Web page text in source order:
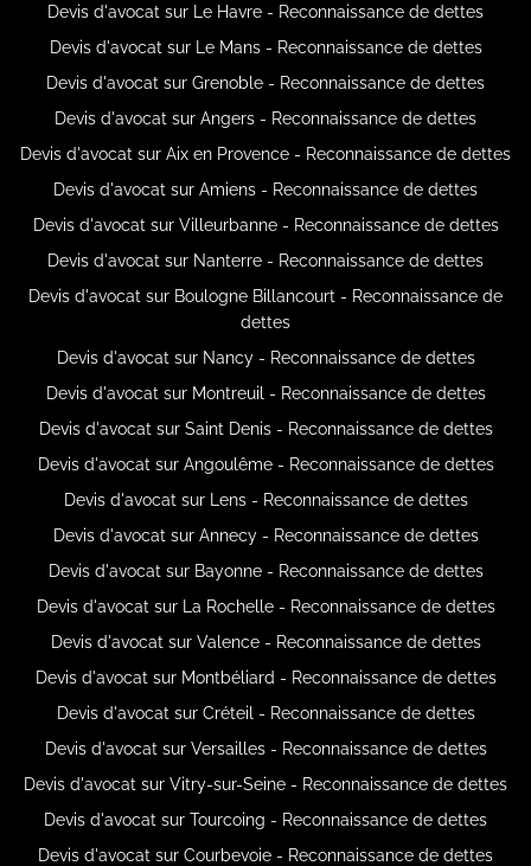
Devis d'avocat sur Le Havre - Reconnaissance de dettes
Devis d'avocat sur Le Mans - Reconnaissance de dettes
Devis d'avocat sur Grenoble - Reconnaissance de dettes
Devis d'avocat sur Angers - Reconnaissance de dettes
Devis d'avocat sur Aix en Provence - Reconnaissance de dettes
Devis d'avocat sur Amiens - Reconnaissance de dettes
Devis d'avocat sur Villeurbanne - Reconnaissance de dettes
Devis d'avocat sur Nanterre - Reconnaissance de dettes
Devis d'avocat sur Boulogne Billancourt - Reconnaissance de
dettes
Devis d'avocat sur Nancy - Reconnaissance de dettes
Devis d'avocat sur Montreuil - Reconnaissance de dettes
Devis d'avocat sur Saint Denis - Reconnaissance de dettes
Devis d'avocat sur Angoulême - Reconnaissance de dettes
Devis d'avocat sur Lens - Reconnaissance de dettes
Devis d'avocat sur Annecy - Reconnaissance de dettes
Devis d'avocat sur Bayonne - Reconnaissance de dettes
Devis d'avocat sur La Rochelle - Reconnaissance de dettes
Devis d'avocat sur Valence - Reconnaissance de dettes
Devis d'avocat sur Montbéliard - Reconnaissance de dettes
Devis d'avocat sur Créteil - Reconnaissance de dettes
Devis d'avocat sur Versailles - Reconnaissance de dettes
Devis d'avocat sur Vitry-sur-Seine - Reconnaissance de dettes
Devis d'avocat sur Tourcoing - Reconnaissance de dettes
Devis d'avocat sur Courbevoie - Reconnaissance de dettes